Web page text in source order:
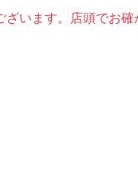
います。店頭でお確